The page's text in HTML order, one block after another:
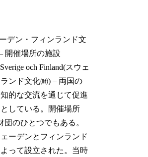
デン・フィンランド文
催場所の施設
och Finland(スウェ
ンド文化㈶) – 両国の
的な交流を通じて促進
している。開催場所
団のひとつでもある。
ーデンとフィンランド
って設立された。当時